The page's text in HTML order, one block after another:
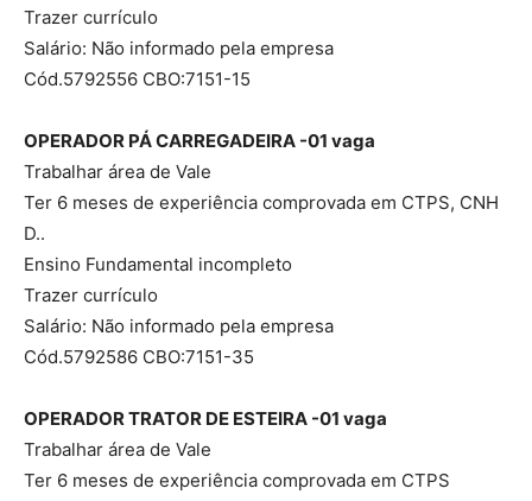
Trazer currículo
Salário: Não informado pela empresa
Cód.5792556 CBO:7151-15
OPERADOR PÁ CARREGADEIRA -01 vaga
Trabalhar área de Vale
Ter 6 meses de experiência comprovada em CTPS, CNH
D..
Ensino Fundamental incompleto
Trazer currículo
Salário: Não informado pela empresa
Cód.5792586 CBO:7151-35
OPERADOR TRATOR DE ESTEIRA -01 vaga
Trabalhar área de Vale
Ter 6 meses de experiência comprovada em CTPS